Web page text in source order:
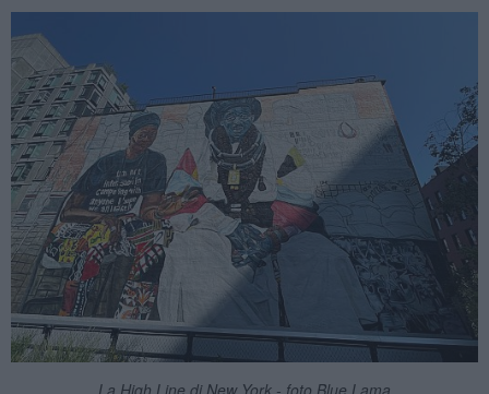
La High Line di New York - foto Blue Lama